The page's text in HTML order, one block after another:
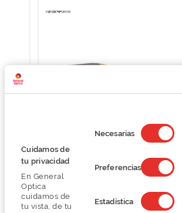
Cuidamos de
tu privacidad
En General
Optica
cuidamos de
tu vista, de tu
de
consentimiento
Necesarias
Preferencias
Estadística
Emporio Armani 0EA3259
77,40 €
129,00 €